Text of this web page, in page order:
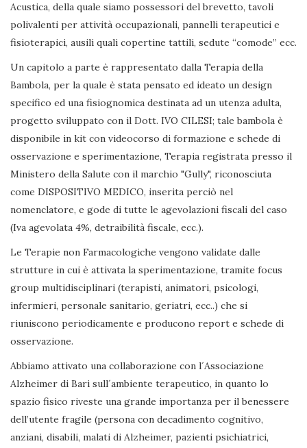
Acustica, della quale siamo possessori del brevetto, tavoli
polivalenti per attività occupazionali, pannelli terapeutici e
fisioterapici, ausili quali copertine tattili, sedute “comode” ecc.
Un capitolo a parte è rappresentato dalla Terapia della
Bambola, per la quale è stata pensato ed ideato un design
specifico ed una fisiognomica destinata ad un utenza adulta,
progetto sviluppato con il Dott. IVO CILESI; tale bambola è
disponibile in kit con videocorso di formazione e schede di
osservazione e sperimentazione, Terapia registrata presso il
Ministero della Salute con il marchio "Gully", riconosciuta
come DISPOSITIVO MEDICO, inserita perciò nel
nomenclatore, e gode di tutte le agevolazioni fiscali del caso
(Iva agevolata 4%, detraibilità fiscale, ecc.).
Le Terapie non Farmacologiche vengono validate dalle
strutture in cui è attivata la sperimentazione, tramite focus
group multidisciplinari (terapisti, animatori, psicologi,
infermieri, personale sanitario, geriatri, ecc..) che si
riuniscono periodicamente e producono report e schede di
osservazione.
Abbiamo attivato una collaborazione con l´Associazione
Alzheimer di Bari sull´ambiente terapeutico, in quanto lo
spazio fisico riveste una grande importanza per il benessere
dell’utente fragile (persona con decadimento cognitivo,
anziani, disabili, malati di Alzheimer, pazienti psichiatrici,